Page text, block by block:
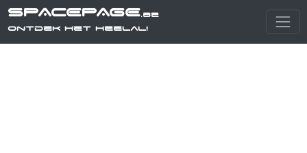
SPACEPAGE.be
Ontdek het heelal!